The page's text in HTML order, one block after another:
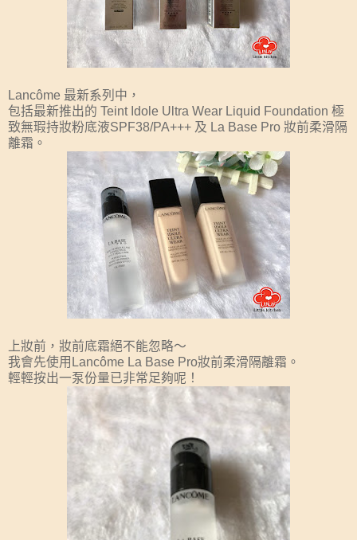
Lancôme 最新系列中，
包括最新推出的 Teint Idole Ultra Wear Liquid Foundation 極
致無瑕持妝粉底液SPF38/PA+++ 及 La Base Pro 妝前柔滑隔
離霜。
上妝前，妝前底霜絕不能忽略～
我會先使用Lancôme La Base Pro妝前柔滑隔離霜。
輕輕按出一泵份量已非常足夠呢！